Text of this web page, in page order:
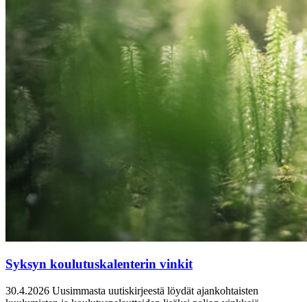
Syksyn koulutuskalenterin vinkit
30.4.2026 Uusimmasta uutiskirjeestä löydät ajankohtaisten